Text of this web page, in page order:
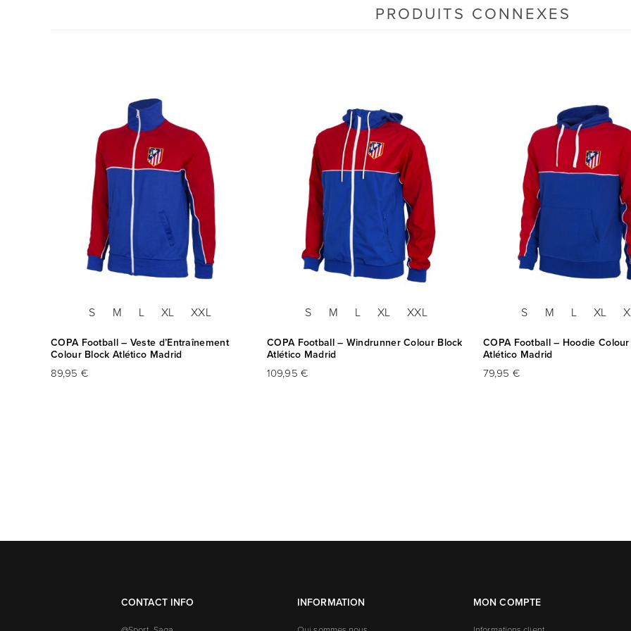
PRODUITS CONNEXES
S M L XL XXL
COPA Football – Veste d’Entraînement
Colour Block Atlético Madrid
89,95 €
S M L XL XXL
COPA Football – Windrunner Colour Block
Atlético Madrid
109,95 €
S M L XL
COPA Football – Hoodie
Atlético Madrid
79,95 €
CONTACT INFO INFORMATION MON COMPTE